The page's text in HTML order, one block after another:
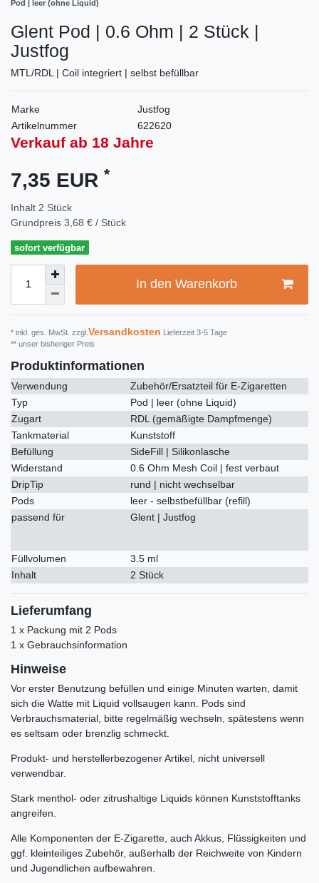
Pod | leer (ohne Liquid)
Glent Pod | 0.6 Ohm | 2 Stück |
Justfog
MTL/RDL | Coil integriert | selbst befüllbar
Marke
Justfog
Artikelnummer
622620
Verkauf ab 18 Jahre
7,35 EUR *
Inhalt 2 Stück
Grundpreis 3,68 € / Stück
sofort verfügbar
In den Warenkorb
* inkl. ges. MwSt. zzgl. Versandkosten Lieferzeit 3-5 Tage
** unser bisheriger Preis
Produktinformationen
Verwendung
Zubehör/Ersatzteil für E-Zigaretten
Typ
Pod | leer (ohne Liquid)
Zugart
RDL (gemäßigte Dampfmenge)
Tankmaterial
Kunststoff
Befüllung
SideFill | Silikonlasche
Widerstand
0.6 Ohm Mesh Coil | fest verbaut
DripTip
rund | nicht wechselbar
Pods
leer - selbstbefüllbar (refill)
passend für
Glent | Justfog
Füllvolumen
3.5 ml
Inhalt
2 Stück
Lieferumfang
1 x Packung mit 2 Pods
1 x Gebrauchsinformation
Hinweise
Vor erster Benutzung befüllen und einige Minuten warten, damit
sich die Watte mit Liquid vollsaugen kann. Pods sind
Verbrauchsmaterial, bitte regelmäßig wechseln, spätestens wenn
es seltsam oder brenzlig schmeckt.
Produkt- und herstellerbezogener Artikel, nicht universell
verwendbar.
Stark menthol- oder zitrushaltige Liquids können Kunststofftanks
angreifen.
Alle Komponenten der E-Zigarette, auch Akkus, Flüssigkeiten und
ggf. kleinteiliges Zubehör, außerhalb der Reichweite von Kindern
und Jugendlichen aufbewahren.